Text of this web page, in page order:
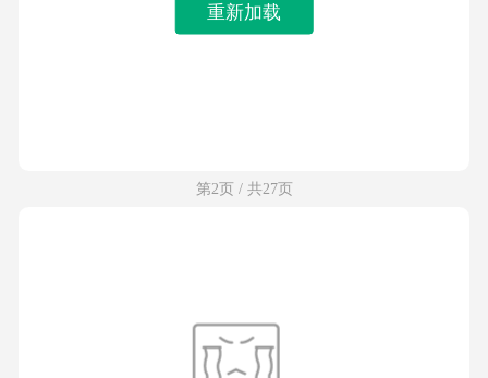
重新加载
第2页 / 共27页